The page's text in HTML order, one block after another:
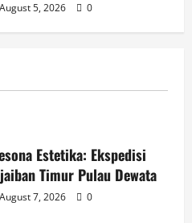
August 5, 2026 0
Estetika: Ekspedisi
Timur Pulau Dewata
August 7, 2026 0